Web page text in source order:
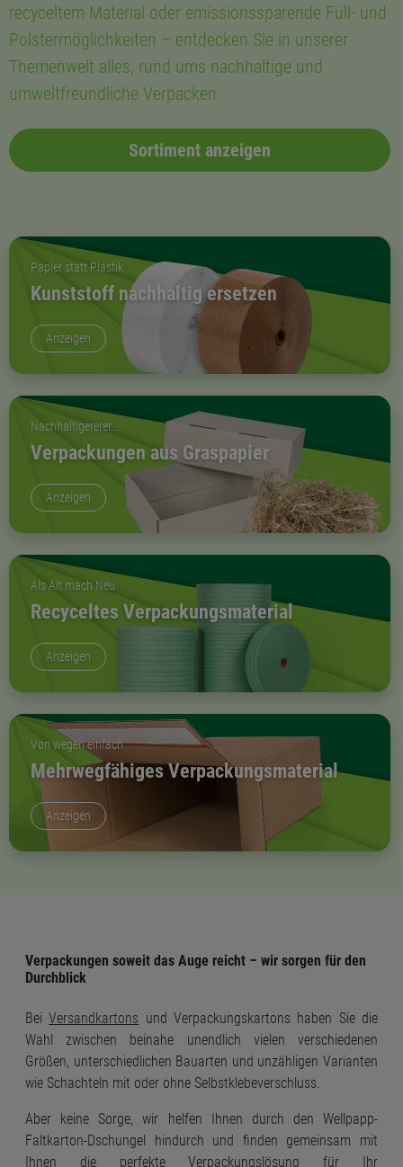
recyceltem Material oder emissionssparende Füll- und
Polstermöglichkeiten – entdecken Sie in unserer
Themenwelt alles, rund ums nachhaltige und
umweltfreundliche Verpacken:
Sortiment anzeigen
Papier statt Plastik
Kunststoff nachhaltig ersetzen
Anzeigen
Nachhaltigererer...
Verpackungen aus Graspapier
Anzeigen
Als Alt mach Neu
Recyceltes Verpackungsmaterial
Anzeigen
Von wegen einfach
Mehrwegfähiges Verpackungsmaterial
Anzeigen
Verpackungen soweit das Auge reicht – wir sorgen für den
Durchblick
BeiVersandkartons und Verpackungskartons haben Sie die
Wahl zwischen beinahe unendlich vielen verschiedenen
Größen, unterschiedlichen Bauarten und unzähligen Varianten
wie Schachteln mit oder ohne Selbstklebeverschluss.
Aber keine Sorge, wir helfen Ihnen durch den Wellpapp-
Faltkarton-Dschungel hindurch und finden gemeinsam mit
Ihnen die perfekte Verpackungslösung für Ihr